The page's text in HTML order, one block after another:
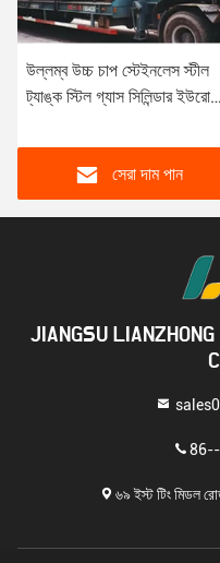
উল্লম্ব উচ্চ চাপ স্টেইনলেস স্টীল
ট্যাঙ্ক স্টিল গ্যাস সিলিন্ডার ইউরোপে
সেরা দাম পান
JIANGSU LIANZHONG
৬৯ ইস্ট টিং মিডল